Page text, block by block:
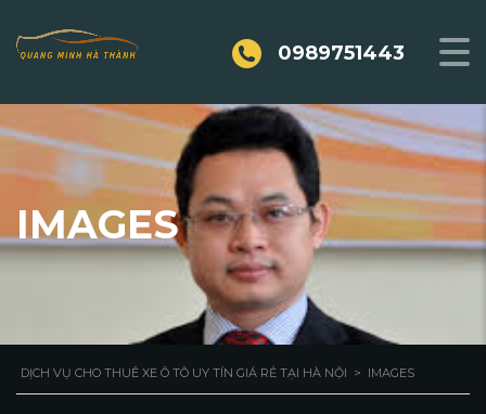
0989751443
IMAGES
DỊCH VỤ CHO THUÊ XE Ô TÔ UY TÍN GIÁ RẺ TẠI HÀ NỘI > IMAGES